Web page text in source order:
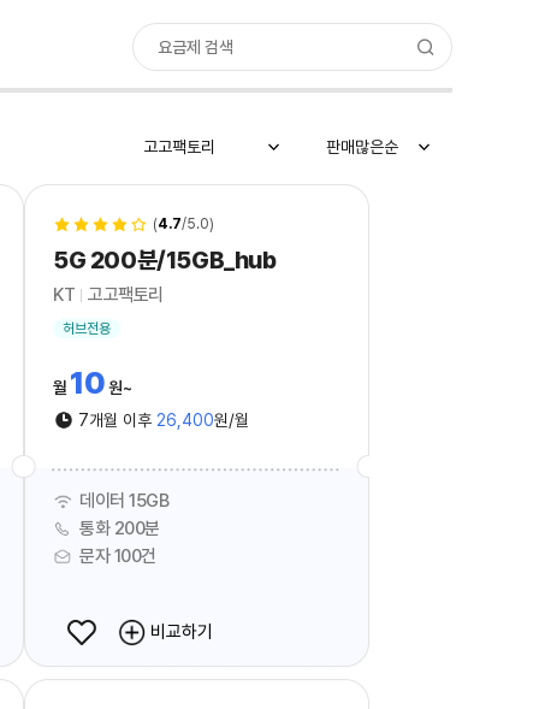
고고팩토리 판매많은순
(4.7/5.0)
5G 200분/15GB_hub
KT 고고팩토리
허브전용
월 10원
7개월 이후 26,400원/월
데이터 15GB
통화 200분
문자 100건
비교하기